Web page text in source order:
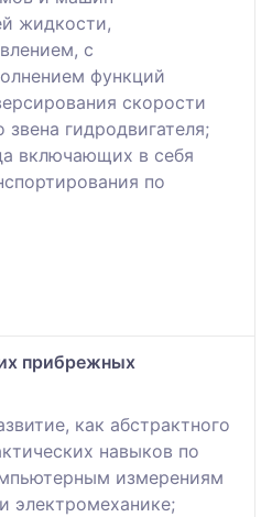
жидкости,
с
функций
скорости
гидродвигателя;
включающих в себя
по
прибрежных
как абстрактного
навыков по
измерениям
электромеханике;